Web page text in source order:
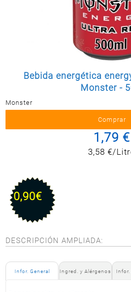
Y HOGARBebida energética
Monster -
Monster
1,79 €
3,58 €/
0,90€
DESCRIPCIÓN AMPLIADA:
Infor. General Ingred. y Alérgenos Infor.